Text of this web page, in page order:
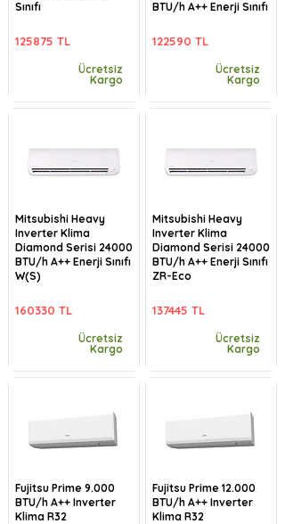
Sınıfı
125875 TL
Ücretsiz
Kargo
Mitsubishi Heavy
Inverter Klima
Diamond Serisi 24000
BTU/h A++ Enerji Sınıfı
W(S)
160330 TL
Ücretsiz
Kargo
Fujitsu Prime 9.000
BTU/h A++ Inverter
Klima R32
BTU/h A++ Enerji Sınıfı
122590 TL
Ücretsiz
Kargo
Mitsubishi Heavy
Inverter Klima
Diamond Serisi 24000
BTU/h A++ Enerji Sınıfı
ZR-Eco
137445 TL
Ücretsiz
Kargo
Fujitsu Prime 12.000
BTU/h A++ Inverter
Klima R32